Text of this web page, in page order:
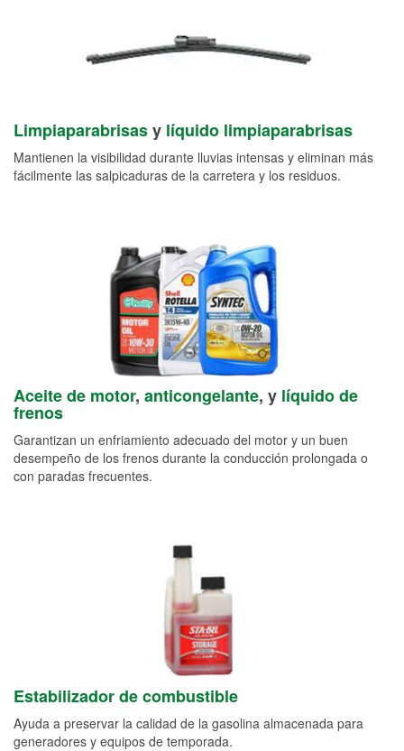
Limpiaparabrisasy líquido limpiaparabrisas
Mantienen la visibilidad durante lluvias intensas y eliminan más
fácilmente las salpicaduras de la carretera y los residuos.
Aceite de motor, anticongelante, y líquido de
frenos
Garantizan un enfriamiento adecuado del motor y un buen
desempeño de los frenos durante la conducción prolongada o
con paradas frecuentes.
Estabilizador de combustible
Ayuda a preservar la calidad de la gasolina almacenada para
generadores y equipos de temporada.